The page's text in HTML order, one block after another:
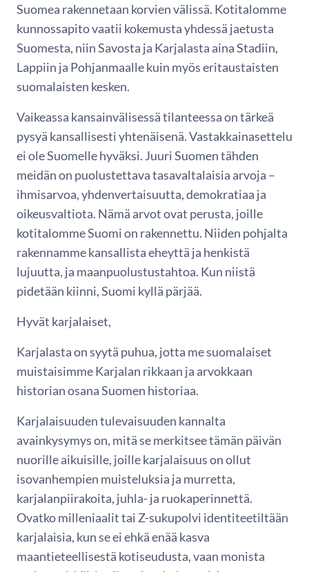
Suomea rakennetaan korvien välissä. Kotitalomme
kunnossapito vaatii kokemusta yhdessä jaetusta
Suomesta, niin Savosta ja Karjalasta aina Stadiin,
Lappiin ja Pohjanmaalle kuin myös eritaustaisten
suomalaisten kesken.
Vaikeassa kansainvälisessä tilanteessa on tärkeä
pysyä kansallisesti yhtenäisenä. Vastakkainasettelu
ei ole Suomelle hyväksi. Juuri Suomen tähden
meidän on puolustettava tasavaltalaisia arvoja –
ihmisarvoa, yhdenvertaisuutta, demokratiaa ja
oikeusvaltiota. Nämä arvot ovat perusta, joille
kotitalomme Suomi on rakennettu. Niiden pohjalta
rakennamme kansallista eheyttä ja henkistä
lujuutta, ja maanpuolustustahtoa. Kun niistä
pidetään kiinni, Suomi kyllä pärjää.
Hyvät karjalaiset,
Karjalasta on syytä puhua, jotta me suomalaiset
muistaisimme Karjalan rikkaan ja arvokkaan
historian osana Suomen historiaa.
Karjalaisuuden tulevaisuuden kannalta
avainkysymys on, mitä se merkitsee tämän päivän
nuorille aikuisille, joille karjalaisuus on ollut
isovanhempien muisteluksia ja murretta,
karjalanpiirakoita, juhla- ja ruokaperinnettä.
Ovatko milleniaalit tai Z-sukupolvi identiteetiltään
karjalaisia, kun se ei ehkä enää kasva
maantieteellisestä kotiseudusta, vaan monista